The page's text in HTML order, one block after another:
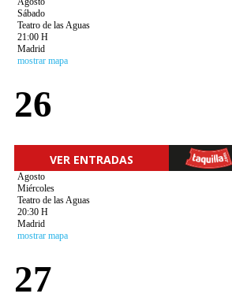
Sábado
Teatro de las Aguas
21:00 H
Madrid
mostrar mapa
26
VER ENTRADAS
Agosto
Miércoles
Teatro de las Aguas
20:30 H
Madrid
mostrar mapa
27